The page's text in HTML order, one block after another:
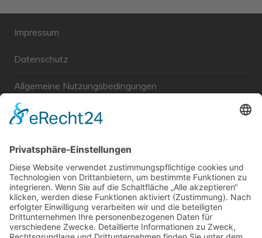
Impressum
Datenschutz
Allgemeine Nutzungsbedingungen
Links
Unabhängige WählerGemeinschaft Gröbenzell
Wir sind ein Querschnitt der Gesellschaft bezüglich des
Alters, der Berufe, Herkunft, Interessen und Ansichten.